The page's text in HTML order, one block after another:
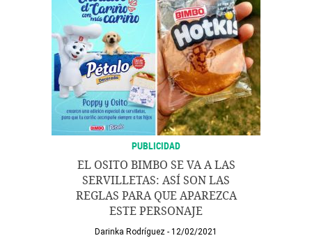
PUBLICIDAD
EL OSITO BIMBO SE VA A LAS
SERVILLETAS: ASÍ SON LAS
REGLAS PARA QUE APAREZCA
ESTE PERSONAJE
Darinka Rodríguez 12/02/2021